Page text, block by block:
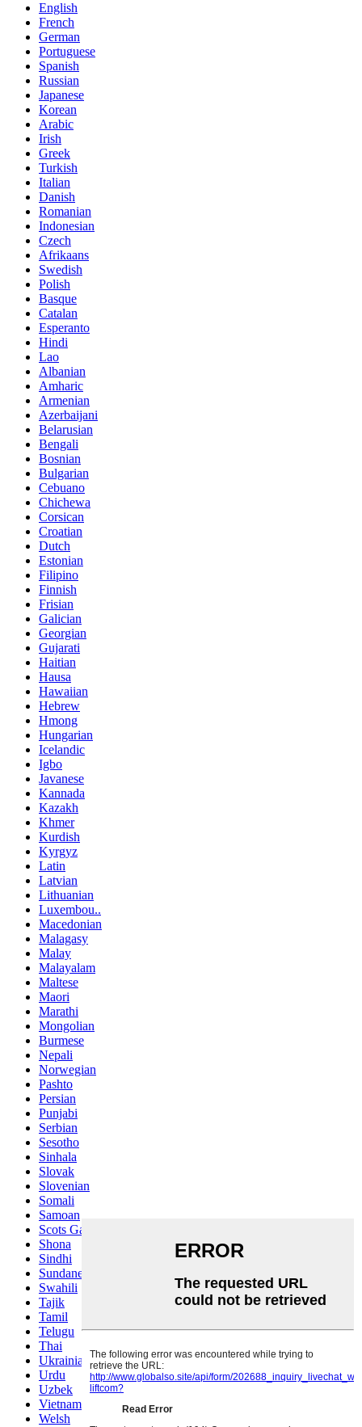
English
French
German
Portuguese
Spanish
Russian
Japanese
Korean
Arabic
Irish
Greek
Turkish
Italian
Danish
Romanian
Indonesian
Czech
Afrikaans
Swedish
Polish
Basque
Catalan
Esperanto
Hindi
Lao
Albanian
Amharic
Armenian
Azerbaijani
Belarusian
Bengali
Bosnian
Bulgarian
Cebuano
Chichewa
Corsican
Croatian
Dutch
Estonian
Filipino
Finnish
Frisian
Galician
Georgian
Gujarati
Haitian
Hausa
Hawaiian
Hebrew
Hmong
Hungarian
Icelandic
Igbo
Javanese
Kannada
Kazakh
Khmer
Kurdish
Kyrgyz
Latin
Latvian
Lithuanian
Luxembou..
Macedonian
Malagasy
Malay
Malayalam
Maltese
Maori
Marathi
Mongolian
Burmese
Nepali
Norwegian
Pashto
Persian
Punjabi
Serbian
Sesotho
Sinhala
Slovak
Slovenian
Somali
Samoan
Scots Gaelic
Shona
Sindhi
Sundanese
Swahili
Tajik
Tamil
Telugu
Thai
Ukrainian
Urdu
Uzbek
Vietnamese
Welsh